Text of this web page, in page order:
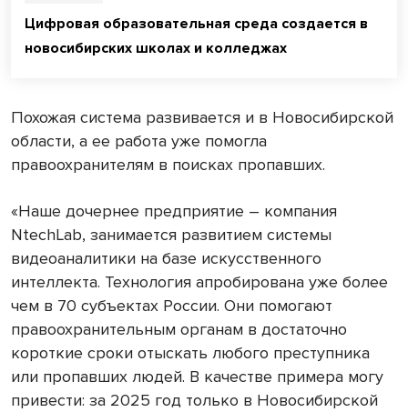
Цифровая образовательная среда создается в
новосибирских школах и колледжах
Похожая система развивается и в Новосибирской
области, а ее работа уже помогла
правоохранителям в поисках пропавших.
«Наше дочернее предприятие – компания
NtechLab, занимается развитием системы
видеоаналитики на базе искусственного
интеллекта. Технология апробирована уже более
чем в 70 субъектах России. Они помогают
правоохранительным органам в достаточно
короткие сроки отыскать любого преступника
или пропавших людей. В качестве примера могу
привести: за 2025 год только в Новосибирской